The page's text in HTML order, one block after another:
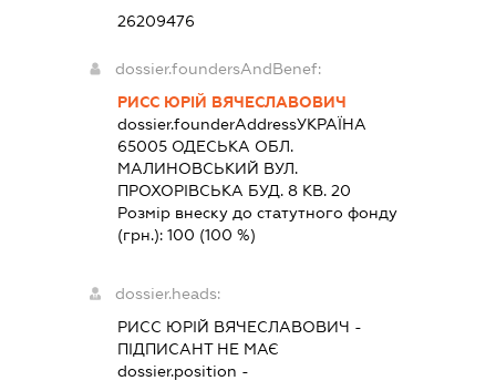
26209476
dossier.foundersAndBenef:
РИСС ЮРІЙ ВЯЧЕСЛАВОВИЧ
dossier.founderAddressУКРАЇНА
65005 ОДЕСЬКА ОБЛ.
МАЛИНОВСЬКИЙ ВУЛ.
ПРОХОРІВСЬКА БУД. 8 КВ. 20
Розмір внеску до статутного фонду
(грн.):100 (100 %)
dossier.heads:
РИСС ЮРІЙ ВЯЧЕСЛАВОВИЧ -
ПІДПИСАНТНЕ МАЄ
dossier.position -